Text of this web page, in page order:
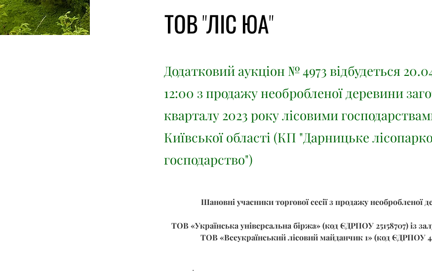
ТОВ "ЛІС ЮА"
Додатковий аукціон № 4973 відбудеться
12:00 з продажу необробленої деревини
кварталу 2023 року лісовими
Київської області (КП "Дарницьке
господарство")
Шановні учасники торгової сесії з продажу необробленої
ТОВ «Українська універсальна біржа» (код ЄДРПОУ 25158707) із
ТОВ «Всеукраїнський лісовий майданчик 1» (код ЄДРПОУ